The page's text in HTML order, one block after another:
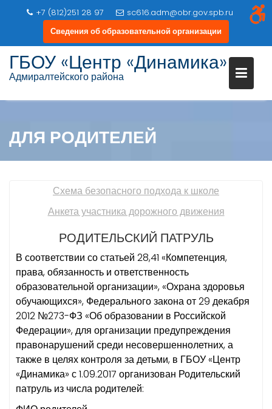
Перейти
содержимому
+7 (812)251 28 97
sc616.adm@obr.gov.spb.ru
Сведения об образовательной организации
ГБОУ «Центр «Динамика»
Адмиралтейского района
ДЛЯ РОДИТЕЛЕЙ
Схема безопасного подхода к школе
Анкета участника дорожного движения
РОДИТЕЛЬСКИЙ ПАТРУЛЬ
В соответствии со статьей 28,41 «Компетенция,
права, обязанность и ответственность
образовательной организации», «Охрана здоровья
обучающихся», Федерального закона от 29 декабря
2012 №273-ФЗ «Об образовании в Российской
Федерации», для организации предупреждения
правонарушений среди несовершеннолетних, а
также в целях контроля за детьми, в ГБОУ «Центр
«Динамика» с 1.09.2017 организован Родительский
патруль из числа родителей: